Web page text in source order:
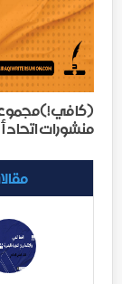
منشورات اتحاد